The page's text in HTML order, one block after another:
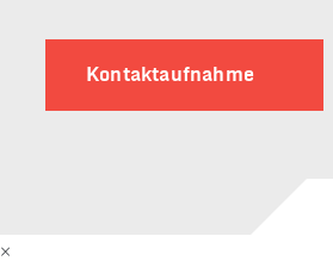
Kontaktaufnahme
×